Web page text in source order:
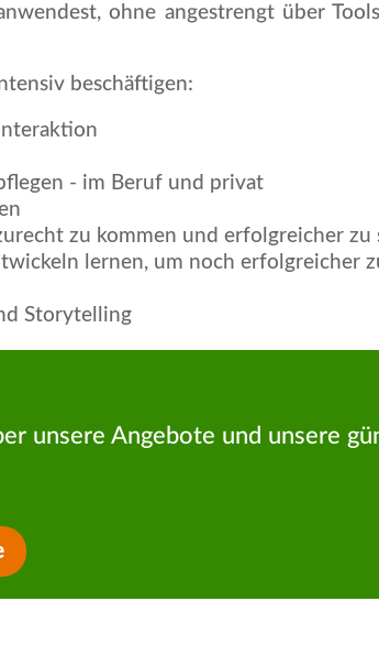
ohne angestrengt über
beschäftigen:
- im Beruf und privat
zu kommen und erfolgreicher zu
lernen, um noch erfolgreicher
Storytelling
unsere Angebote und unsere